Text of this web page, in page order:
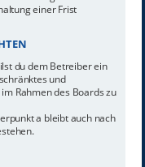
einer Frist
du dem Betreiber ein
und
Rahmen des Boards zu
a bleibt auch nach